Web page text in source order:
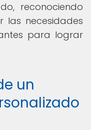
reconociendo
necesidades
para lograr
un